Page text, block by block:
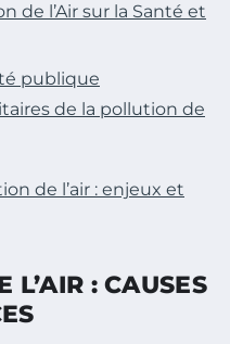
de l’Air sur la Santé et
publique
de la pollution de
de l’air : enjeux et
L’AIR : CAUSES